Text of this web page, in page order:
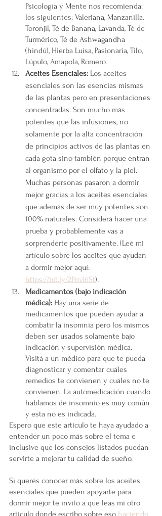
Psicología y Mente nos recomienda:
los siguientes: Valeriana, Manzanilla,
Toronjil, Té de Banana, Lavanda, Té de
Turmérico, Té de Ashwagandha
(hindú), Hierba Luisa, Pasionaria, Tilo,
Lúpulo, Amapola, Romero.
Aceites Esenciales: Los aceites
esenciales son las esencias mismas
de las plantas pero en presentaciones
concentradas. Son mucho más
potentes que las infusiones, no
solamente por la alta concentración
de principios activos de las plantas en
cada gota sino también porque entran
al organismo por el olfato y la piel.
Muchas personas pasaron a dormir
mejor gracias a los aceites esenciales
que además de ser muy potentes son
100% naturales. Considerá hacer una
prueba y probablemente vas a
sorprenderte positivamente. (Leé mi
artículo sobre los aceites que ayudan
a dormir mejor aquí:
https://bit.ly/2Pm36St).
Medicamentos (bajo indicación
médica): Hay una serie de
medicamentos que pueden ayudar a
combatir la insomnia pero los mismos
deben ser usados solamente bajo
indicación y supervisión médica.
Visitá a un médico para que te pueda
diagnosticar y comentar cuáles
remedios te convienen y cuáles no te
convienen. La automedicación cuando
hablamos de insomnio es muy común
y esta no es indicada.
Espero que este artículo te haya ayudado a
entender un poco más sobre el tema e
inclusive que los consejos listados puedan
servirte a mejorar tu calidad de sueño.
Si querés conocer más sobre los aceites
esenciales que pueden apoyarte para
dormir mejor te invito a que leas mi otro
articulo donde escribo sobre eso haciendo